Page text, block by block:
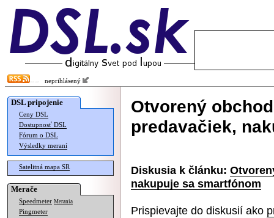
neprihlásený
DSL pripojenie
Ceny DSL
Dostupnosť DSL
Fórum o DSL
Výsledky meraní
Satelitná mapa SR
Merače
Speedmeter Merania
Pingmeter
Otvorený
predavačiek,
Diskusia k článku:
nakupuje sa smartfónom
Prispievajte do diskusií ako